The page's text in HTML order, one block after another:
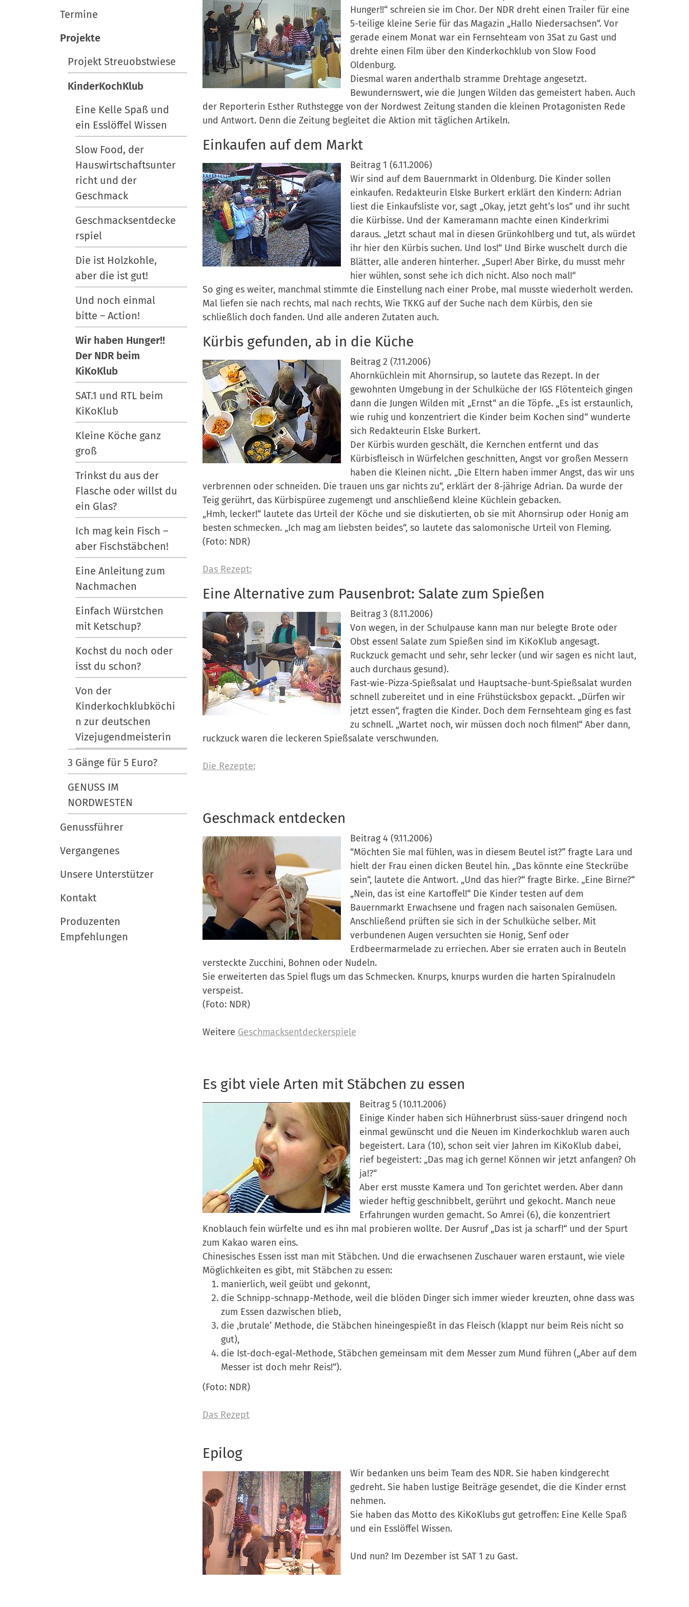
e
n
z
m
e
Hunger!!“ schreien sie im Chor. Der NDR dreht einen Trailer für eine
5-teilige kleine Serie für das Magazin „Hallo Niedersachsen“. Vor
gerade einem Monat war ein Fernsehteam von 3Sat zu Gast und
drehte einen Film über den Kinderkochklub von Slow Food
Oldenburg.
Diesmal waren anderthalb stramme Drehtage angesetzt.
Bewundernswert, wie die Jungen Wilden das gemeistert haben. Auch
der Reporterin Esther Ruthstegge von der Nordwest Zeitung standen die kleinen Protagonisten Rede
und Antwort. Denn die Zeitung begleitet die Aktion mit täglichen Artikeln.
Einkaufen auf dem Markt
Beitrag 1 (6.11.2006)
Wir sind auf dem Bauernmarkt in Oldenburg. Die Kinder sollen
einkaufen. Redakteurin Elske Burkert erklärt den Kindern: Adrian
liest die Einkaufsliste vor, sagt „Okay, jetzt geht’s los“ und ihr sucht
die Kürbisse. Und der Kameramann machte einen Kinderkrimi
daraus. „Jetzt schaut mal in diesen Grünkohlberg und tut, als würdet
ihr hier den Kürbis suchen. Und los!“ Und Birke wuschelt durch die
Blätter, alle anderen hinterher. „Super! Aber Birke, du musst mehr
hier wühlen, sonst sehe ich dich nicht. Also noch mal!“
So ging es weiter, manchmal stimmte die Einstellung nach einer Probe, mal musste wiederholt werden.
Mal liefen sie nach rechts, mal nach rechts, Wie TKKG auf der Suche nach dem Kürbis, den sie
schließlich doch fanden. Und alle anderen Zutaten auch.
Kürbis gefunden, ab in die Küche
Beitrag 2 (7.11.2006)
Ahornküchlein mit Ahornsirup, so lautete das Rezept. In der
gewohnten Umgebung in der Schulküche der IGS Flötenteich gingen
dann die Jungen Wilden mit „Ernst“ an die Töpfe. „Es ist erstaunlich,
wie ruhig und konzentriert die Kinder beim Kochen sind“ wunderte
sich Redakteurin Elske Burkert.
Der Kürbis wurden geschält, die Kernchen entfernt und das
Kürbisfleisch in Würfelchen geschnitten, Angst vor großen Messern
haben die Kleinen nicht. „Die Eltern haben immer Angst, das wir uns
verbrennen oder schneiden. Die trauen uns gar nichts zu“, erklärt der 8-jährige Adrian. Da wurde der
Teig gerührt, das Kürbispüree zugemengt und anschließend kleine Küchlein gebacken.
„Hmh, lecker!“ lautete das Urteil der Köche und sie diskutierten, ob sie mit Ahornsirup oder Honig am
besten schmecken. „Ich mag am liebsten beides“, so lautete das salomonische Urteil von Fleming.
(Foto: NDR)
Das Rezept:
Eine Alternative zum Pausenbrot: Salate zum Spießen
Beitrag 3 (8.11.2006)
Von wegen, in der Schulpause kann man nur belegte Brote oder
Obst essen! Salate zum Spießen sind im KiKoKlub angesagt.
Ruckzuck gemacht und sehr, sehr lecker (und wir sagen es nicht laut,
auch durchaus gesund).
Fast-wie-Pizza-Spießsalat und Hauptsache-bunt-Spießsalat wurden
schnell zubereitet und in eine Frühstücksbox gepackt. „Dürfen wir
jetzt essen“, fragten die Kinder. Doch dem Fernsehteam ging es fast
zu schnell. „Wartet noch, wir müssen doch noch filmen!“ Aber dann,
ruckzuck waren die leckeren Spießsalate verschwunden.
Die Rezepte:
Geschmack entdecken
Beitrag 4 (9.11.2006)
“Möchten Sie mal fühlen, was in diesem Beutel ist?” fragte Lara und
hielt der Frau einen dicken Beutel hin. „Das könnte eine Steckrübe
sein“, lautete die Antwort. „Und das hier?“ fragte Birke. „Eine Birne?“
„Nein, das ist eine Kartoffel!“ Die Kinder testen auf dem
Bauernmarkt Erwachsene und fragen nach saisonalen Gemüsen.
Anschließend prüften sie sich in der Schulküche selber. Mit
verbundenen Augen versuchten sie Honig, Senf oder
Erdbeermarmelade zu erriechen. Aber sie erraten auch in Beuteln
versteckte Zucchini, Bohnen oder Nudeln.
Sie erweiterten das Spiel flugs um das Schmecken. Knurps, knurps wurden die harten Spiralnudeln
verspeist.
(Foto: NDR)
Weitere Geschmacksentdeckerspiele
Es gibt viele Arten mit Stäbchen zu essen
Beitrag 5 (10.11.2006)
Einige Kinder haben sich Hühnerbrust süss-sauer dringend noch
einmal gewünscht und die Neuen im Kinderkochklub waren auch
begeistert. Lara (10), schon seit vier Jahren im KiKoKlub dabei,
rief begeistert: „Das mag ich gerne! Können wir jetzt anfangen? Oh
ja!?“
Aber erst musste Kamera und Ton gerichtet werden. Aber dann
wieder heftig geschnibbelt, gerührt und gekocht. Manch neue
Erfahrungen wurden gemacht. So Amrei (6), die konzentriert
Knoblauch fein würfelte und es ihn mal probieren wollte. Der Ausruf „Das ist ja scharf!“ und der Spurt
zum Kakao waren eins.
Chinesisches Essen isst man mit Stäbchen. Und die erwachsenen Zuschauer waren erstaunt, wie viele
Möglichkeiten es gibt, mit Stäbchen zu essen:
manierlich, weil geübt und gekonnt,
die Schnipp-schnapp-Methode, weil die blöden Dinger sich immer wieder kreuzten, ohne dass was
zum Essen dazwischen blieb,
die ‚brutale’ Methode, die Stäbchen hineingespießt in das Fleisch (klappt nur beim Reis nicht so
gut),
die Ist-doch-egal-Methode, Stäbchen gemeinsam mit dem Messer zum Mund führen („Aber auf dem
Messer ist doch mehr Reis!“).
(Foto: NDR)
Das Rezept
Epilog
Wir bedanken uns beim Team des NDR. Sie haben kindgerecht
gedreht. Sie haben lustige Beiträge gesendet, die die Kinder ernst
nehmen.
Sie haben das Motto des KiKoKlubs gut getroffen: Eine Kelle Spaß
und ein Esslöffel Wissen.
Und nun? Im Dezember ist SAT 1 zu Gast.
g
a
Termine
Projekte
Projekt Streuobstwiese
KinderKochKlub
Eine Kelle Spaß und
ein Esslöffel Wissen
Slow Food, der
Hauswirtschaftsunter
richt und der
Geschmack
Geschmacksentdecke
rspiel
Die ist Holzkohle,
aber die ist gut!
Und noch einmal
bitte – Action!
Wir haben Hunger!!
Der NDR beim
KiKoKlub
SAT.1 und RTL beim
KiKoKlub
Kleine Köche ganz
groß
Trinkst du aus der
Flasche oder willst du
ein Glas?
Ich mag kein Fisch –
aber Fischstäbchen!
Eine Anleitung zum
Nachmachen
Einfach Würstchen
mit Ketschup?
Kochst du noch oder
isst du schon?
Von der
Kinderkochklubköchi
n zur deutschen
Vizejugendmeisterin
3 Gänge für 5 Euro?
GENUSS IM
NORDWESTEN
Genussführer
Vergangenes
Unsere Unterstützer
Kontakt
Produzenten
Empfehlungen